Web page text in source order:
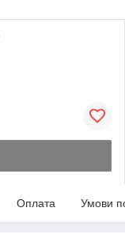
Оплата Умови